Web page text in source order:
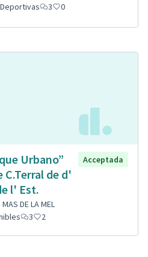
3 0
Urbano”
de d'
l' Est.
Acceptada
DE LA MEL
3 2